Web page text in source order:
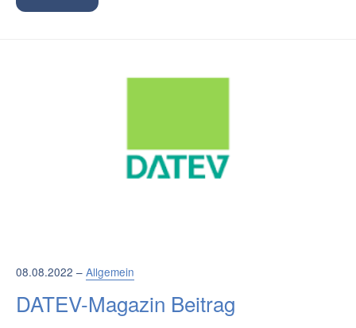
08.08.2022 – Allgemein
DATEV-Magazin Beitrag